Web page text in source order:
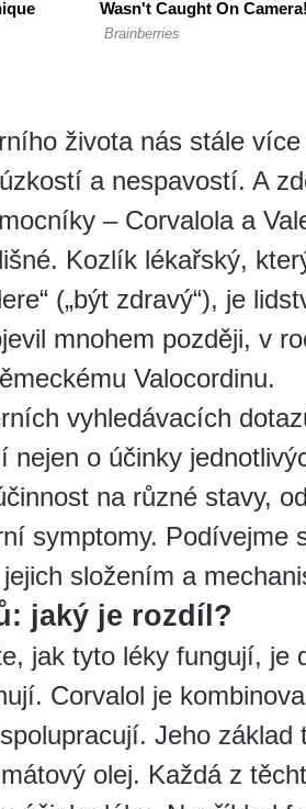
života nás stále
a nespavostí. A
– Corvalola a
Kozlík lékařský,
(„být zdravý“), je
mnohem později, v
Valocordinu.
vyhledávacích
nejen o účinky
na různé stavy,
symptomy. Podívejme
složením a
jaký je rozdíl?
jak tyto léky fungují, je
Corvalol je
Jeho základ
olej. Každá z